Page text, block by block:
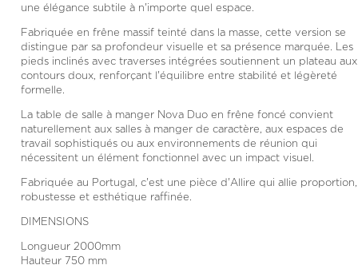
une élégance subtile à n'importe quel espace.
Fabriquée en frêne massif teinté dans la masse, cette version se
distingue par sa profondeur visuelle et sa présence marquée. Les
pieds inclinés avec traverses intégrées soutiennent un plateau aux
contours doux, renforçant l'équilibre entre stabilité et légèreté
formelle.
La table de salle à manger Nova Duo en frêne foncé convient
naturellement aux salles à manger de caractère, aux espaces de
travail sophistiqués ou aux environnements de réunion qui
nécessitent un élément fonctionnel avec un impact visuel.
Fabriquée au Portugal, c'est une pièce d'Allire qui allie proportion,
robustesse et esthétique raffinée.
DIMENSIONS
Longueur 2000mm
Hauteur 750 mm